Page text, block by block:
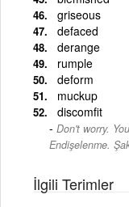
griseous
defaced
derange
rumple
deform
muckup
discomfit
Don't worry.
Endişelenme.
İlgili Terimler